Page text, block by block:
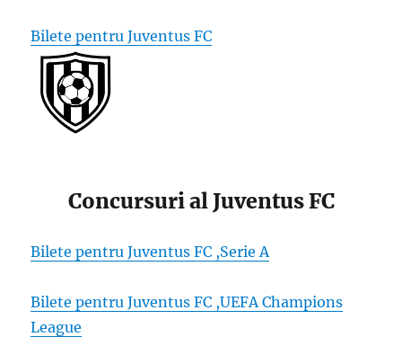
Bilete pentru Juventus FC
Concursuri al Juventus FC
Bilete pentru Juventus FC ,Serie A
Bilete pentru Juventus FC ,UEFA Champions
League